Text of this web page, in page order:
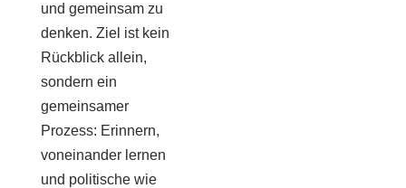
und gemeinsam zu
denken. Ziel ist kein
Rückblick allein,
sondern ein
gemeinsamer
Prozess: Erinnern,
voneinander lernen
und politische wie